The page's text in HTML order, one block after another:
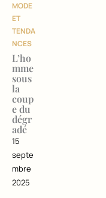
MODE
ET
TENDA
NCES
L’ho
mme
sous
la
coup
e du
dégr
adé
15
septe
mbre
2025